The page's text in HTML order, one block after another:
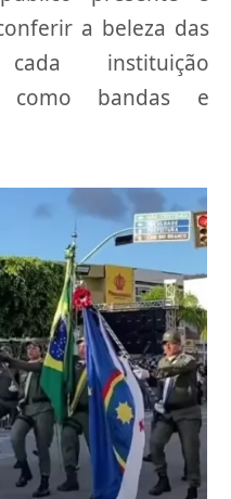
a beleza das
instituição
como bandas e